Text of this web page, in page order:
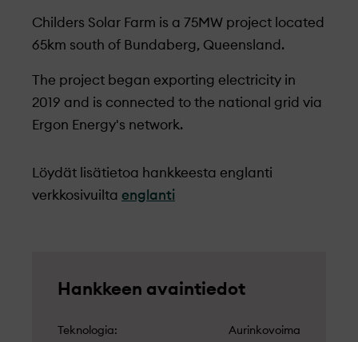
Childers Solar Farm is a 75MW project located
65km south of Bundaberg, Queensland.
The project began exporting electricity in
2019 and is connected to the national grid via
Ergon Energy's network.
Löydät lisätietoa hankkeesta englanti
verkkosivuilta englanti
Hankkeen avaintiedot
Teknologia Aurinkovoima